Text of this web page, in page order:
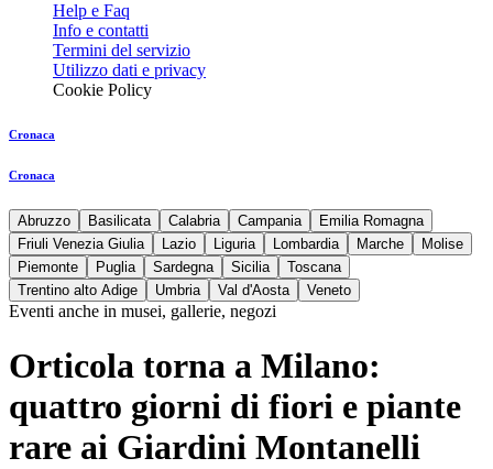
Help e Faq
Info e contatti
Termini del servizio
Utilizzo dati e privacy
Cookie Policy
Cronaca
Cronaca
Abruzzo Basilicata Calabria Campania
Emilia Romagna
Friuli Venezia Giulia
Lazio Liguria Lombardia Marche
Molise
Piemonte
Puglia Sardegna Sicilia
Toscana
Trentino alto Adige
Umbria Val d'Aosta Veneto
Eventi anche in musei, gallerie, negozi
Orticola torna a Milano:
quattro giorni di fiori e piante
rare ai Giardini Montanelli